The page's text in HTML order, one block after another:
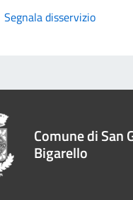
Segnala disservizio
Comune di San
Bigarello